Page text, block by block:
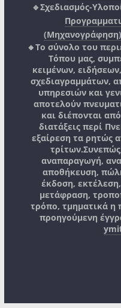
🔹Σχεδιασμός-
(Μηχανογράφηση)
🔸Το σύνολο του
Τόπου μας,
κειμένων,
σχεδιαγραμμάτων,
υπηρεσιών και
αποτελούν
και διέπονται
διατάξεις περί
εξαίρεση τα ρητώς
τρίτων.
αναπαραγωγή,
αποθήκευση,
έκδοση,
μετάφραση,
τρόπο, τμηματικά η
προηγούμενη